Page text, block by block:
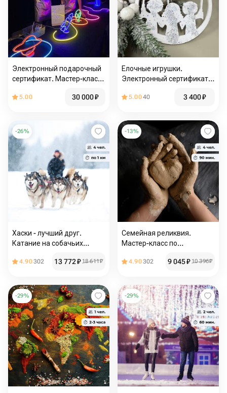
Электронный подарочный
сертификат. Мастер-класс
светильников с выездом
5.00 30 000₽
Елочные игрушки.
Электронный сертификат
5.0040 3 400₽
-26%
Хаски - лучший друг.
Катание на собачьих
4.90302 13 772₽ 18 611₽
-13%
Семейная реликвия.
Мастер-класс по
4.90302 9 045₽ 10 396₽
-29% -29%